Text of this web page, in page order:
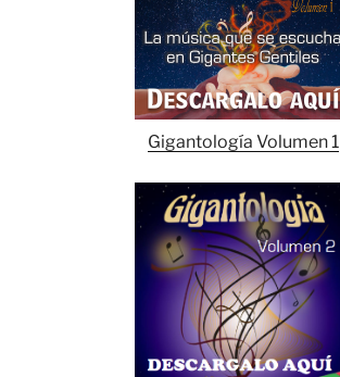
Gigantología Volumen 1